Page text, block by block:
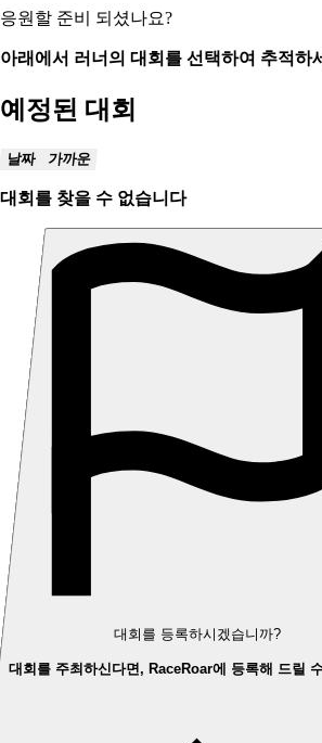
응원할 준비 되셨나요?
아래에서 러너의 대회를 선택하여 추적하
예정된 대회
날짜 가까운
대회를 찾을 수 없습니다
대회를 등록하시겠습니까?
대회를 주최하신다면, RaceRoar에 등록해 드릴